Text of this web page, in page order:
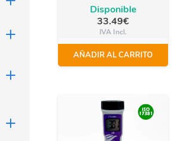
Disponible
33.49€
IVA Incl.
AÑADIR AL CARRITO